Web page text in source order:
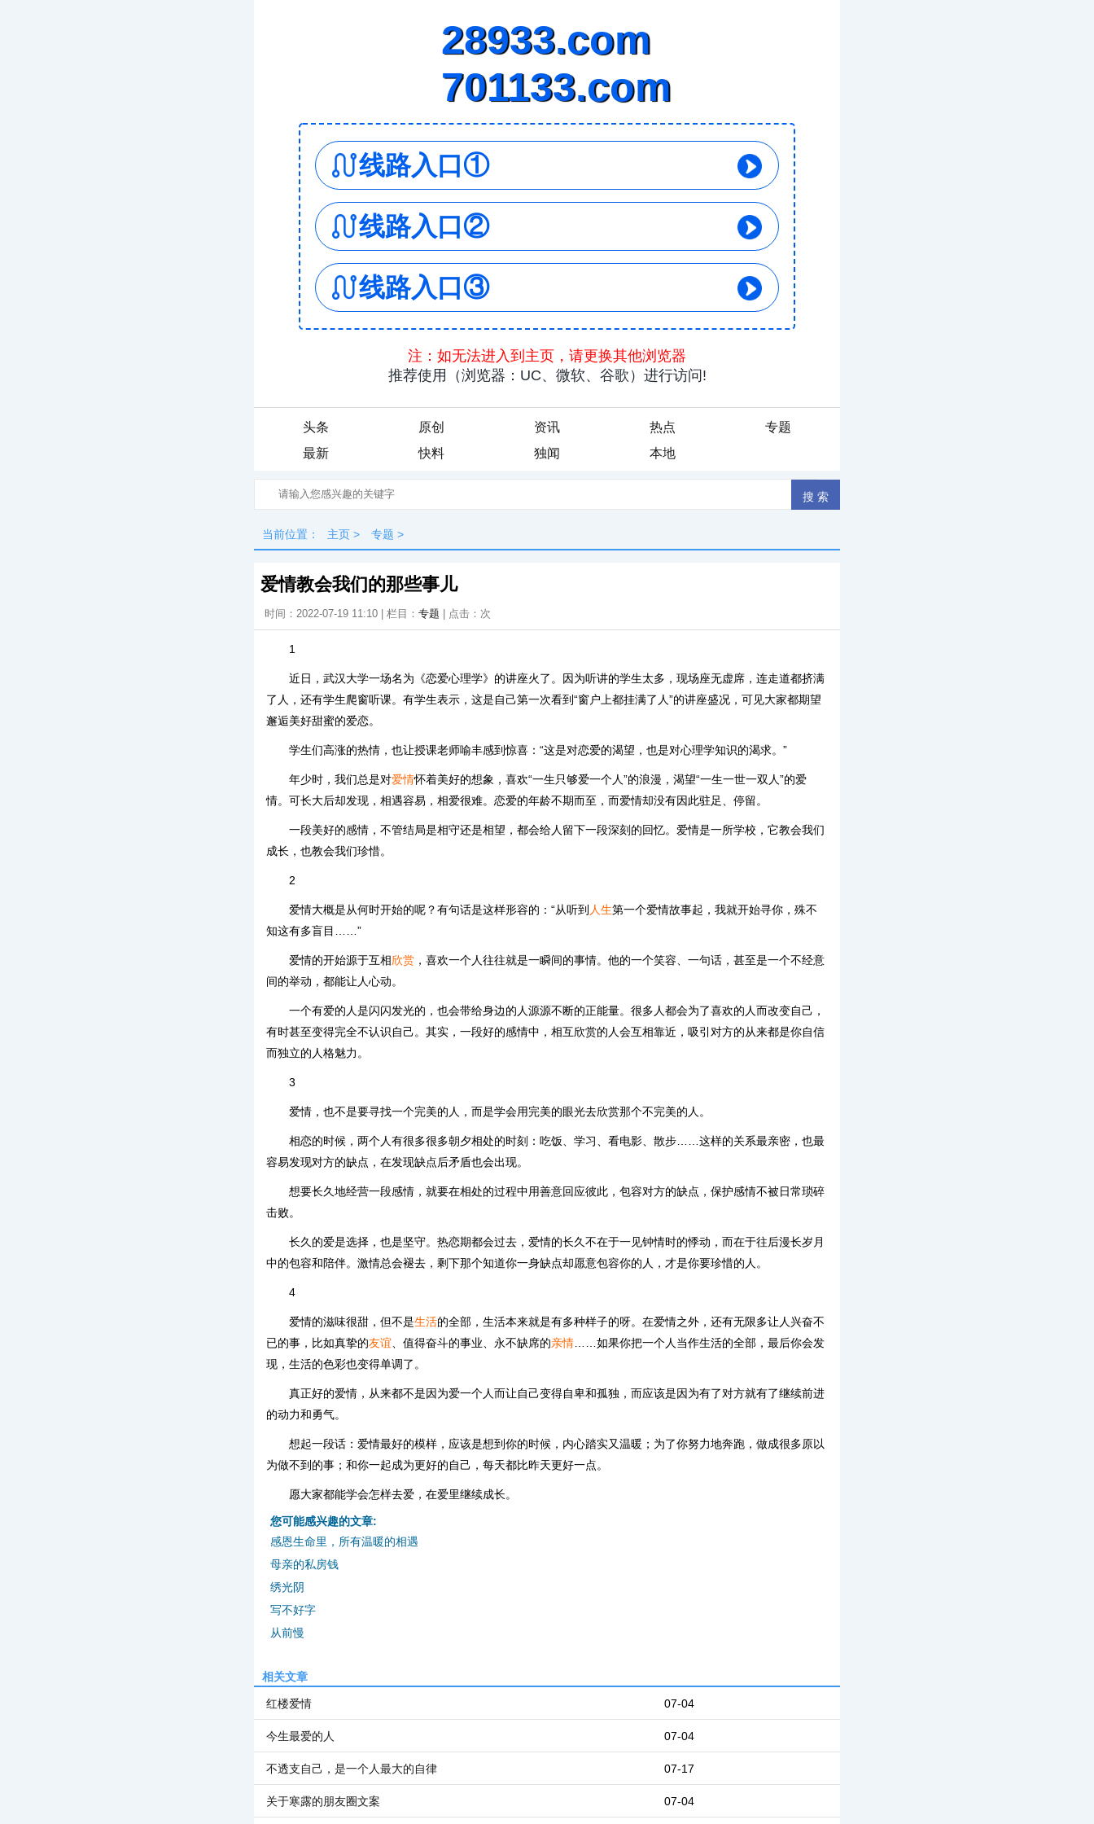
头条 原创 资讯 热点
专题
最新
快料 独闻 本地
当前位置： 主页 > 专题 >
爱情教会我们的那些事儿
时间：2022-07-19 11:10 | 栏目： 专题 | 点击： 次
1
近日，武汉大学一场名为《恋爱心理学》的讲座火了。因为听讲的学生太多，现场座无虚席，连走道都挤满
了人，还有学生爬窗听课。有学生表示，这是自己第一次看到“窗户上都挂满了人”的讲座盛况，可见大家都期望
邂逅美好甜蜜的爱恋。
学生们高涨的热情，也让授课老师喻丰感到惊喜：“这是对恋爱的渴望，也是对心理学知识的渴求。”
年少时，我们总是对爱情怀着美好的想象，喜欢“一生只够爱一个人”的浪漫，渴望“一生一世一双人”的爱
情。可长大后却发现，相遇容易，相爱很难。恋爱的年龄不期而至，而爱情却没有因此驻足、停留。
一段美好的感情，不管结局是相守还是相望，都会给人留下一段深刻的回忆。爱情是一所学校，它教会我们
成长，也教会我们珍惜。
2
爱情大概是从何时开始的呢？有句话是这样形容的：“从听到 人生第一个爱情故事起，我就开始寻你，殊不
知这有多盲目……”
爱情的开始源于互相欣赏 ，喜欢一个人往往就是一瞬间的事情。他的一个笑容、一句话，甚至是一个不经意
间的举动，都能让人心动。
一个有爱的人是闪闪发光的，也会带给身边的人源源不断的正能量。很多人都会为了喜欢的人而改变自己，
有时甚至变得完全不认识自己。其实，一段好的感情中，相互欣赏的人会互相靠近，吸引对方的从来都是你自信
而独立的人格魅力。
3
爱情，也不是要寻找一个完美的人，而是学会用完美的眼光去欣赏那个不完美的人。
相恋的时候，两个人有很多很多朝夕相处的时刻：吃饭、学习、看电影、散步……这样的关系最亲密，也最
容易发现对方的缺点，在发现缺点后矛盾也会出现。
想要长久地经营一段感情，就要在相处的过程中用善意回应彼此，包容对方的缺点，保护感情不被日常琐碎
击败。
长久的爱是选择，也是坚守。热恋期都会过去，爱情的长久不在于一见钟情时的悸动，而在于往后漫长岁月
中的包容和陪伴。激情总会褪去，剩下那个知道你一身缺点却愿意包容你的人，才是你要珍惜的人。
4
爱情的滋味很甜，但不是生活的全部，生活本来就是有多种样子的呀。在爱情之外，还有无限多让人兴奋不
已的事，比如真挚的友谊 、值得奋斗的事业、永不缺席的亲情 ……如果你把一个人当作生活的全部，最后你会发
现，生活的色彩也变得单调了。
真正好的爱情，从来都不是因为爱一个人而让自己变得自卑和孤独，而应该是因为有了对方就有了继续前进
的动力和勇气。
想起一段话：爱情最好的模样，应该是想到你的时候，内心踏实又温暖；为了你努力地奔跑，做成很多原以
为做不到的事；和你一起成为更好的自己，每天都比昨天更好一点。
愿大家都能学会怎样去爱，在爱里继续成长。
您可能感兴趣的文章:
感恩生命里，所有温暖的相遇
母亲的私房钱
绣光阴
写不好字
从前慢
相关文章
07-04
红楼爱情
07-04
今生最爱的人
07-17
不透支自己，是一个人最大的自律
07-04
关于寒露的朋友圈文案